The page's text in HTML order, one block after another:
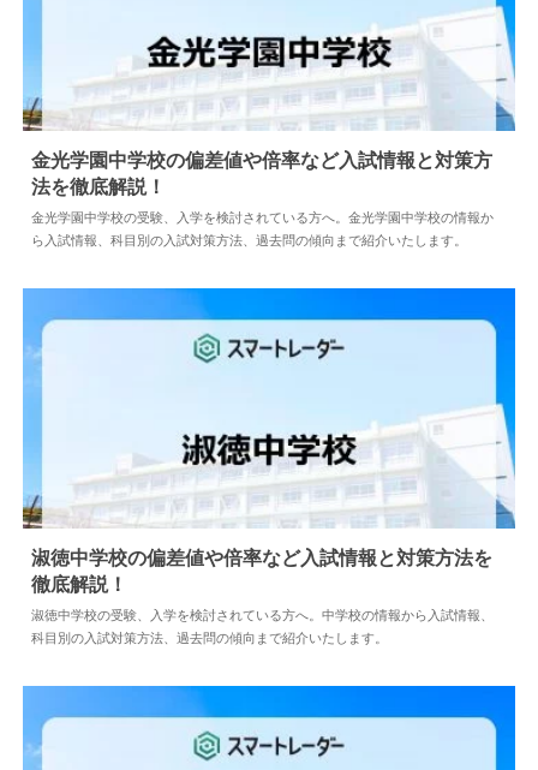
中学情報 2026.08.04
金光学園中学校の偏差値や倍率など入試情報と対策方
法を徹底解説！
金光学園中学校の受験、入学を検討されている方へ。金光学園中学校の情報か
ら入試情報、科目別の入試対策方法、過去問の傾向まで紹介いたします。
中学情報 2026.07.03
淑徳中学校の偏差値や倍率など入試情報と対策方法を
徹底解説！
淑徳中学校の受験、入学を検討されている方へ。中学校の情報から入試情報、
科目別の入試対策方法、過去問の傾向まで紹介いたします。